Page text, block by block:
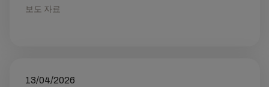
보도 자료
13/04/2026